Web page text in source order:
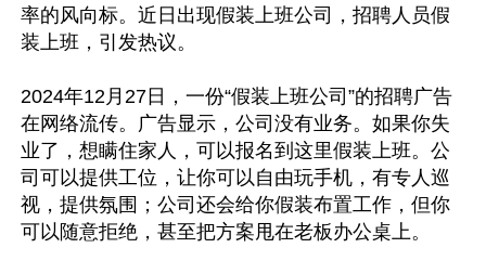
率的风向标。近日出现假装上班公司，招聘人员假
装上班，引发热议。
2024年12月27日，一份“假装上班公司”的招聘广告
在网络流传。广告显示，公司没有业务。如果你失
业了，想瞒住家人，可以报名到这里假装上班。公
司可以提供工位，让你可以自由玩手机，有专人巡
视，提供氛围；公司还会给你假装布置工作，但你
可以随意拒绝，甚至把方案甩在老板办公桌上。